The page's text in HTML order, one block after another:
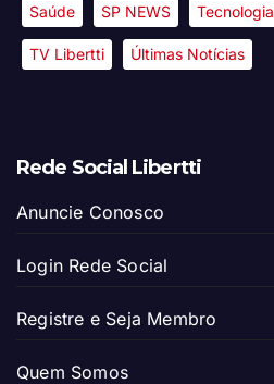
Saúde SP NEWS Tecnologia
TV Libertti Últimas Notícias
Rede Social Libertti
Anuncie Conosco
Login Rede Social
Registre e Seja Membro
Quem Somos